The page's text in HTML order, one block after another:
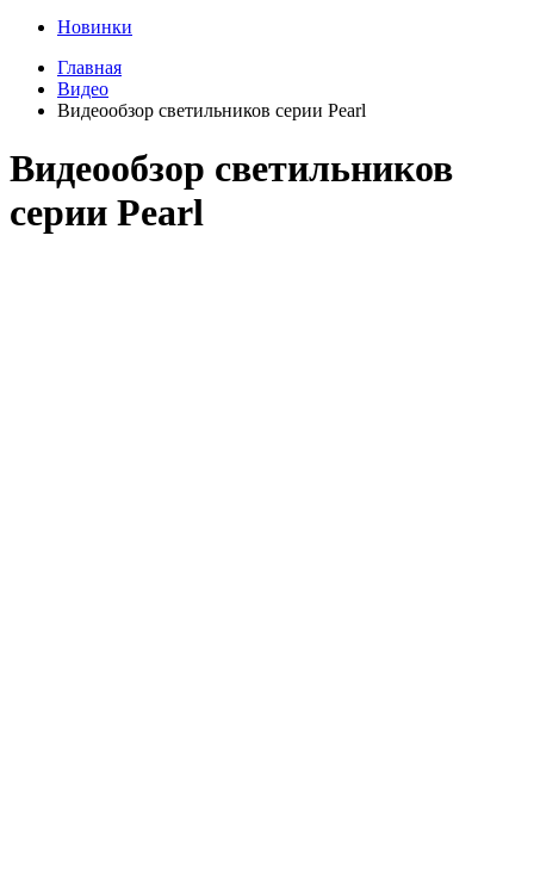
Новинки
Главная
Видео
Видеообзор светильников серии Pearl
Видеообзор светильников
серии Pearl